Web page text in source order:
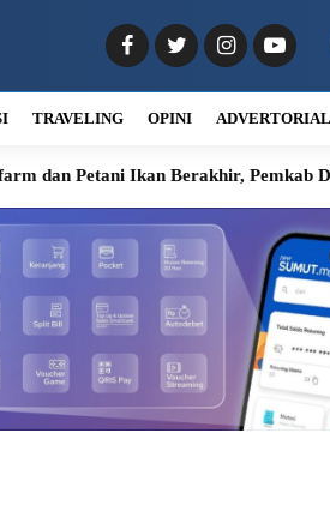
TRAVELING OPINI ADVERTORIAL
Berakhir, Pemkab Deli Serdang